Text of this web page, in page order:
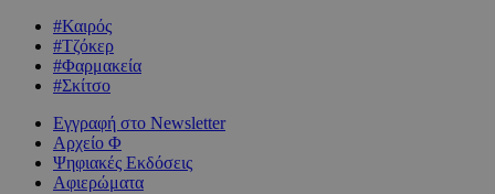
#Καιρός
#Τζόκερ
#Φαρμακεία
#Σκίτσο
Εγγραφή στο Newsletter
Αρχείο Φ
Ψηφιακές Εκδόσεις
Αφιερώματα